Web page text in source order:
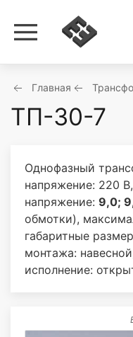
Главная
ТП-30-7
Однофазный
напряжение: 220
напряжение: 9,0;
обмотки),
габаритные
монтажа:
исполнение: